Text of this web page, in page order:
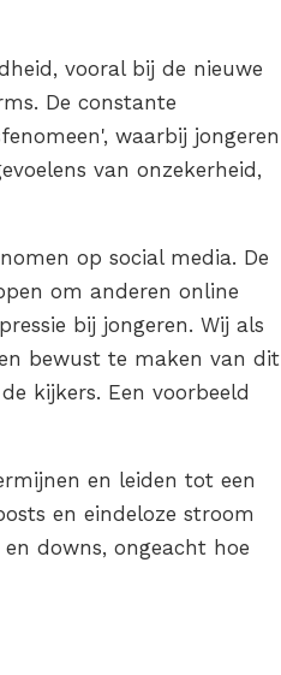
vooral bij de nieuwe
De constante
waarbij jongeren
van onzekerheid,
op social media. De
om anderen online
bij jongeren. Wij als
bewust te maken van dit
kijkers. Een voorbeeld
en leiden tot een
en eindeloze stroom
downs, ongeacht hoe